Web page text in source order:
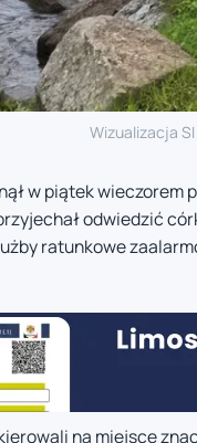
Wizualizacja
w piątek wieczorem
odwiedzić
ratunkowe
na miejsce